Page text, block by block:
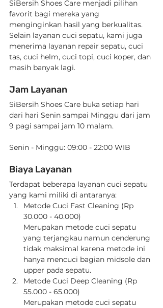
SiBersih Shoes Care menjadi pilihan
favorit bagi mereka yang
menginginkan hasil yang berkualitas.
Selain layanan cuci sepatu, kami juga
menerima layanan repair sepatu, cuci
tas, cuci helm, cuci topi, cuci koper, dan
masih banyak lagi.
Jam Layanan
SiBersih Shoes Care buka setiap hari
dari hari Senin sampai Minggu dari jam
9 pagi sampai jam 10 malam.
Senin - Minggu: 09:00 - 22:00 WIB
Biaya Layanan
Terdapat beberapa layanan cuci sepatu
yang kami miliki di antaranya:
Metode Cuci Fast Cleaning (Rp
30.000 - 40.000)
Merupakan metode cuci sepatu
yang terjangkau namun cenderung
tidak maksimal karena metode ini
hanya mencuci bagian midsole dan
upper pada sepatu.
Metode Cuci Deep Cleaning (Rp
55.000 - 65.000)
Merupakan metode cuci sepatu